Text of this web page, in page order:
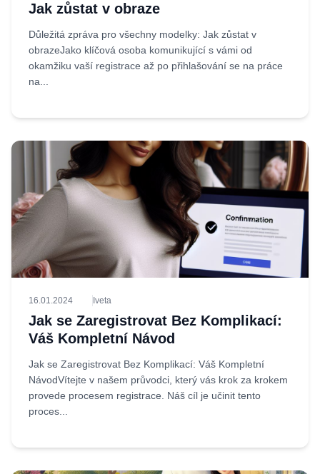
Jak zůstat v obraze
Důležitá zpráva pro všechny modelky: Jak zůstat v
obrazeJako klíčová osoba komunikující s vámi od
okamžiku vaší registrace až po přihlašování se na práce
na...
16.01.2024 Iveta
Jak se Zaregistrovat Bez Komplikací:
Váš Kompletní Návod
Jak se Zaregistrovat Bez Komplikací: Váš Kompletní
NávodVítejte v našem průvodci, který vás krok za krokem
provede procesem registrace. Náš cíl je učinit tento
proces...